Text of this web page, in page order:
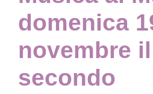
Pubblicazioni
domenica
novembre il
secondo